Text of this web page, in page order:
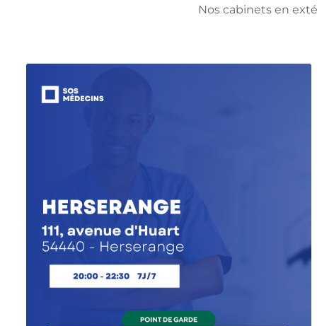
Nos cabinets enFlickr